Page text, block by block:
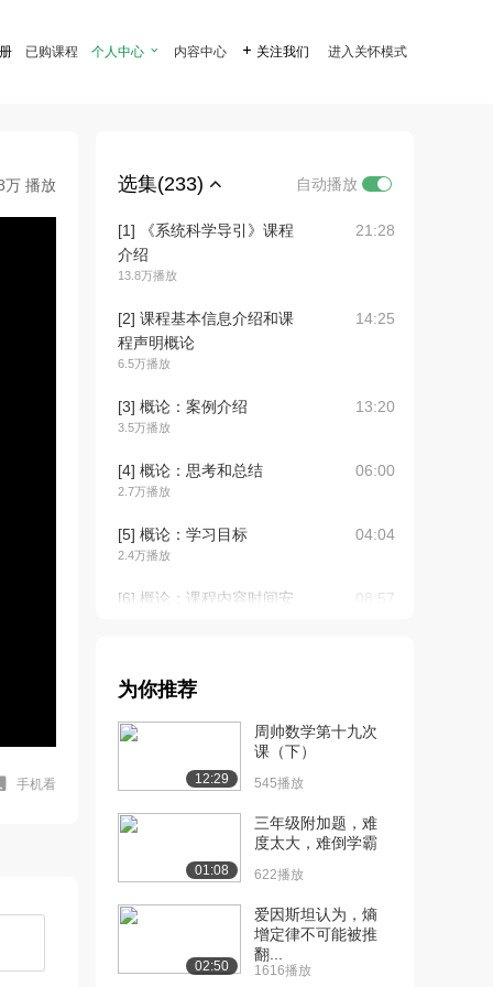
已购课程 个人中心  内容中心  关注我们 进入关怀模式
万 播放
手机看
选集(233) 自动播放
[1] 《系统科学导引》课程
介绍
13.8万播放
21:28
[2] 课程基本信息介绍和课
程声明概论
6.5万播放
14:25
[3] 概论：案例介绍
3.5万播放
13:20
[4] 概论：思考和总结
2.7万播放
06:00
[5] 概论：学习目标
2.4万播放
04:04
[6] 概论：课程内容时间安
08:57
[7] 概论：系统科学学院简
2.2万播放
[8] 概论：什么是系统科学
2.4万播放
[9] 概论：具体研究工作
2.0万播放
[10] 概论：汉字之间的联
2.1万播放
04:38
为你推荐
12:29
周帅数学第十九次
课（下）
545播放
01:08
三年级附加题，难
度太大，难倒学霸
622播放
02:50
爱因斯坦认为，熵
增定律不可能被推
翻...
1616播放